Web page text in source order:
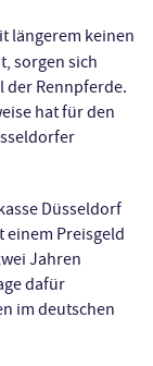
längerem keinen
sorgen sich
der Rennpferde.
hat für den
Düsseldorf
einem Preisgeld
Jahren
dafür
im deutschen